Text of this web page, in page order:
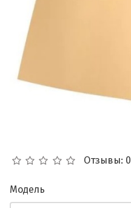
Отзывы: 0
Модель